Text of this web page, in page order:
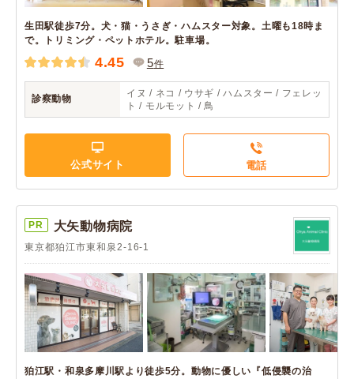
生田駅徒歩7分。犬・猫・うさぎ・ハムスター対象。土曜も18時ま
で。トリミング・ペットホテル。駐車場。
4.45 5件
診察動物
イヌ / ネコ / ウサギ / ハムスター / フェレッ
ト / モルモット / 鳥
公式サイト 電話
PR 大矢動物病院
東京都狛江市東和泉2-16-1
狛江駅・和泉多摩川駅より徒歩5分。動物に優しい『低侵襲の治